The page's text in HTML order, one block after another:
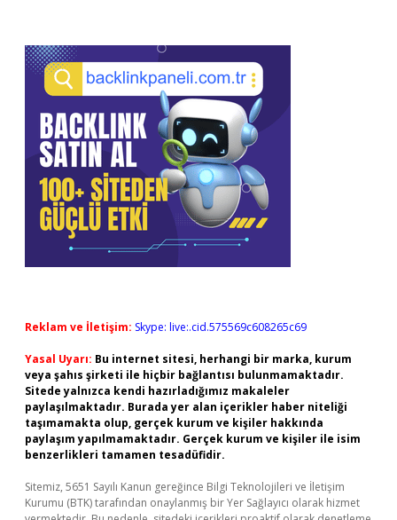
Reklam ve İletişim: Skype: live:.cid.575569c608265c69
Yasal Uyarı: Bu internet sitesi, herhangi bir marka, kurum
veya şahıs şirketi ile hiçbir bağlantısı bulunmamaktadır.
Sitede yalnızca kendi hazırladığımız makaleler
paylaşılmaktadır. Burada yer alan içerikler haber niteliği
taşımamakta olup, gerçek kurum ve kişiler hakkında
paylaşım yapılmamaktadır. Gerçek kurum ve kişiler ile isim
benzerlikleri tamamen tesadüfidir.
Sitemiz, 5651 Sayılı Kanun gereğince Bilgi Teknolojileri ve İletişim
Kurumu (BTK) tarafından onaylanmış bir Yer Sağlayıcı olarak hizmet